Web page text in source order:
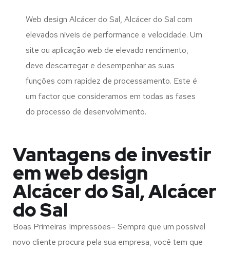
Web design Alcácer do Sal, Alcácer do Sal com
elevados níveis de performance e velocidade. Um
site ou aplicação web de elevado rendimento,
deve descarregar e desempenhar as suas
funções com rapidez de processamento. Este é
um factor que consideramos em todas as fases
do processo de desenvolvimento.
Vantagens de investir
em web design
Alcácer do Sal, Alcácer
do Sal
Boas Primeiras Impressões– Sempre que um possível
novo cliente procura pela sua empresa, você tem que